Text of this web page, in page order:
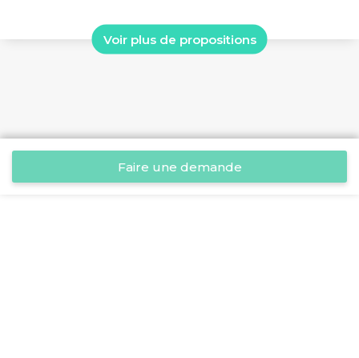
Voir plus de propositions
Faire une demande